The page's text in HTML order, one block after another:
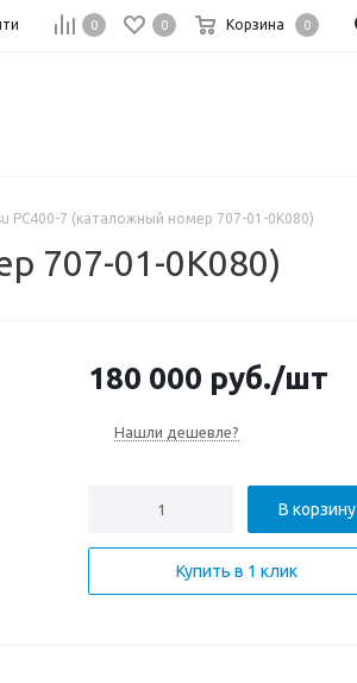
0 0 Корзина 0
PC400-7 (каталожный номер 707-01-0K080)
707-01-0K080)
180 000 руб./шт
Нашли дешевле?
В корзину
Купить в 1 клик